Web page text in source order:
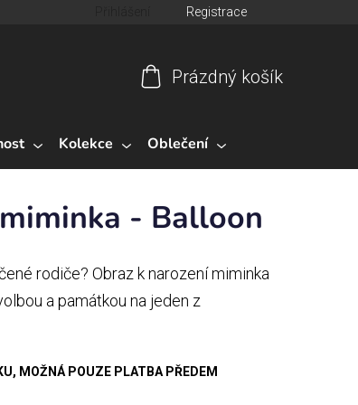
Registrace
košík
Prázdný košík
Kolekce Oblečení
- Balloon
rodiče? Obraz k narození miminka
a památkou na jeden z
MOŽNÁ POUZE PLATBA PŘEDEM